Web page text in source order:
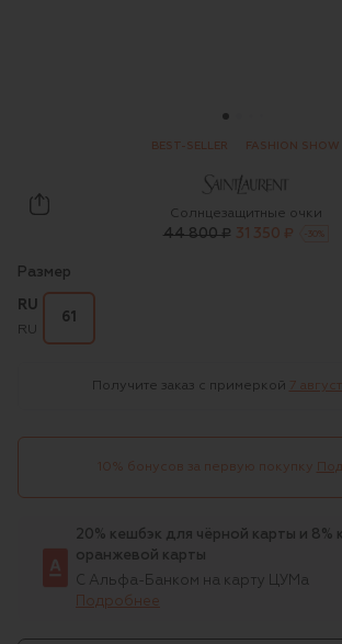
BEST-SELLER FASHION SHOW
Saint Laurent
Солнцезащитные очки
44 800 ₽ 31 350 ₽ %
Размер
RU
RU
61
Получите заказ с примеркой 7
10% бонусов за первую покупку
20% кешбэк для чёрной карты и 8%
оранжевой карты
С Альфа-Банком на карту ЦУМа
Подробнее